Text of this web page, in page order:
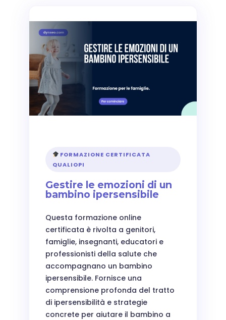
FORMAZIONE CERTIFICATA
QUALIOPI
Gestire le emozioni di un
bambino ipersensibile
Questa formazione online
certificata è rivolta a genitori,
famiglie, insegnanti, educatori e
professionisti della salute che
accompagnano un bambino
ipersensibile. Fornisce una
comprensione profonda del tratto
di ipersensibilità e strategie
concrete per aiutare il bambino a